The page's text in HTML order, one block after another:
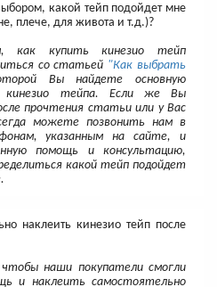
какой тейп подойдет мне
плече, для живота и т.д.)?
купить кинезио тейп
со статьей "Как выбрать
Вы найдете основную
кинезио тейпа. Если же Вы
прочтения статьи или у Вас
можете позвонить нам в
указанным на сайте, и
помощь и консультацию,
какой тейп подойдет
наклеить кинезио тейп после
наши покупатели смогли
и наклеить самостоятельно